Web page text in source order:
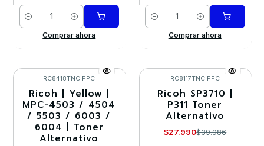
Cantidad
Comprar ahora
Cantidad
Comprar ahora
-30%
RC8418TNC PPC
Ricoh | Yellow |
MPC-4503 / 4504
/ 5503 / 6003 /
6004 | Toner
Alternativo
-30%
RC8117TNC| PPC
Ricoh SP3710 |
P311 Toner
Alternativo
$27.990$39.986